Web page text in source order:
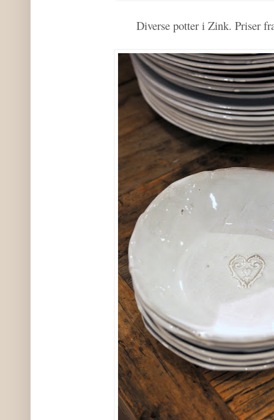
Diverse potter i Zink. Priser